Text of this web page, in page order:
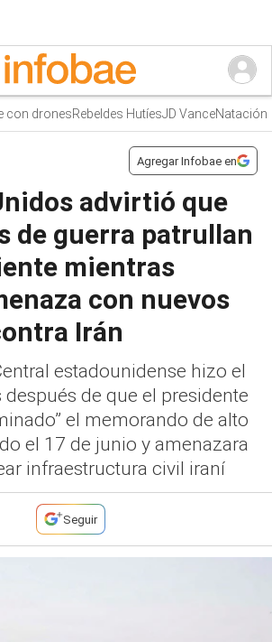
con dronesRebeldes HutíesJD VanceNatación
Agregar Infobae en
advirtió que
de guerra patrullan
mientras
con nuevos
Irán
estadounidense hizo el
de que el presidente
el memorando de alto
el 17 de junio y amenazara
infraestructura civil iraní
Seguir